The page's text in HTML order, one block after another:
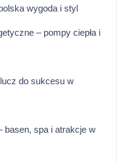
wygoda i styl
– pompy ciepła i
do sukcesu w
basen, spa i atrakcje w